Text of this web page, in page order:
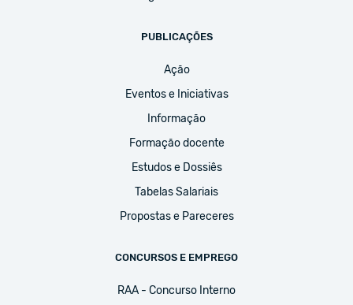
PUBLICAÇÕES
Ação
Eventos e Iniciativas
Informação
Formação docente
Estudos e Dossiês
Tabelas Salariais
Propostas e Pareceres
CONCURSOS E EMPREGO
RAA - Concurso Interno